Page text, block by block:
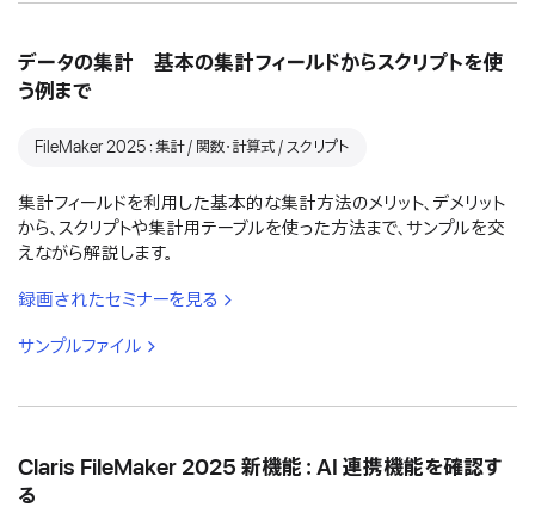
データの集計 基本の集計フィールドからスクリプトを使
う例まで
FileMaker 2025：集計 / 関数・計算式 / スクリプト
集計フィールドを利用した基本的な集計方法のメリット、デメリット
から、スクリプトや集計用テーブルを使った方法まで、サンプルを交
えながら解説します。
録画されたセミナーを見る
サンプルファイル
Claris FileMaker 2025 新機能：AI 連携機能を確認す
る